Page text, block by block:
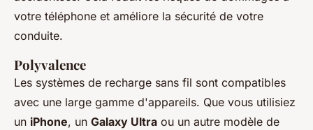
votre téléphone et améliore la sécurité de votre
conduite.
Polyvalence
Les systèmes de recharge sans fil sont compatibles
avec une large gamme d'appareils. Que vous utilisiez
un iPhone, un Galaxy Ultra ou un autre modèle de